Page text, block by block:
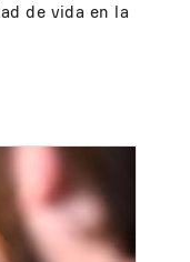
de vida en la